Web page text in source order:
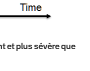
et plus sévère que